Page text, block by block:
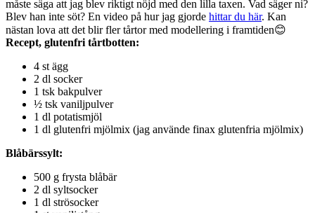
måste säga att jag blev riktigt nöjd med den lilla taxen. Vad säger ni?
Blev han inte söt? En video på hur jag gjorde hittar du här. Kan
nästan lova att det blir fler tårtor med modellering i framtiden😊
Recept, glutenfri tårtbotten:
4 st ägg
2 dl socker
1 tsk bakpulver
½ tsk vaniljpulver
1 dl potatismjöl
1 dl glutenfri mjölmix (jag använde finax glutenfria mjölmix)
Blåbärssylt:
500 g frysta blåbär
2 dl syltsocker
1 dl strösocker